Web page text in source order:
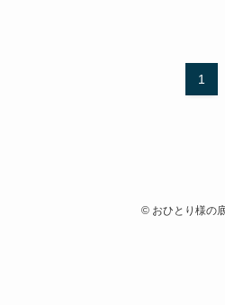
1
©おひとり様の